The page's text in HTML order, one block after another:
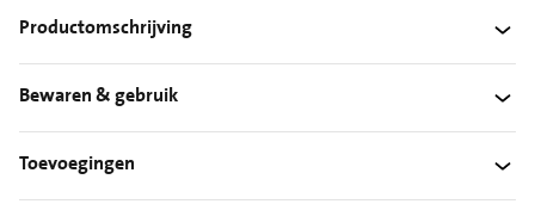
Productomschrijving
Bewaren & gebruik
Toevoegingen